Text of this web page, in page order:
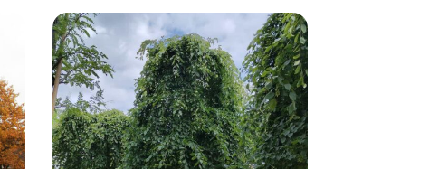
variaties.
Deze
optie
kan
gekozen
worden
op
de
productpagina